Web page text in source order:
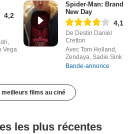
4,2
Vega
Spider-Man: Brand
New Day
4,1
De Destin Daniel
Cretton
Avec Tom Holland,
Zendaya, Sadie Sink
Bande-annonce
meilleurs films au ciné
les plus récentes